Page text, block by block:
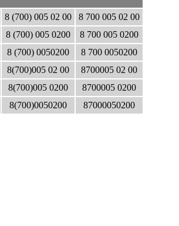
8 (700) 005 02 00
8 700 005 02 00
8 (700) 005 0200
8 700 005 0200
8 (700) 0050200
8 700 0050200
8(700)005 02 00
8700005 02 00
8(700)005 0200
8700005 0200
8(700)0050200 87000050200